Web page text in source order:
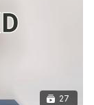
27